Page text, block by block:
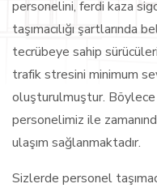
personelini, ferdi kaza
taşımacılığı şartlarında
tecrübeye sahip
trafik stresini minimum
oluşturulmuştur.
personelimiz ile
ulaşım sağlanmaktadır.
Sizlerde personel